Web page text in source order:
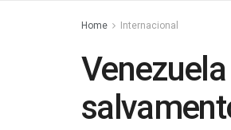
Home Internacional